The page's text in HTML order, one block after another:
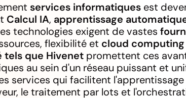
services informatiques est
Calcul IA, apprentissage
technologies exigent de vastes
flexibilité et cloud
tels que Hivenet promettent ces
au sein d'un réseau puissant et
services qui facilitent
le traitement par lots et